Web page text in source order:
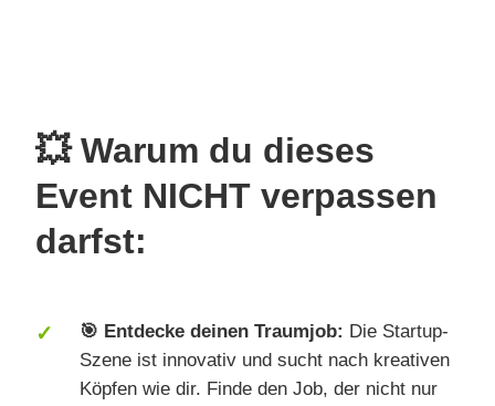
💥 Warum du dieses
Event NICHT verpassen
darfst:
🎯 Entdecke deinen Traumjob: Die Startup-
Szene ist innovativ und sucht nach kreativen
Köpfen wie dir. Finde den Job, der nicht nur